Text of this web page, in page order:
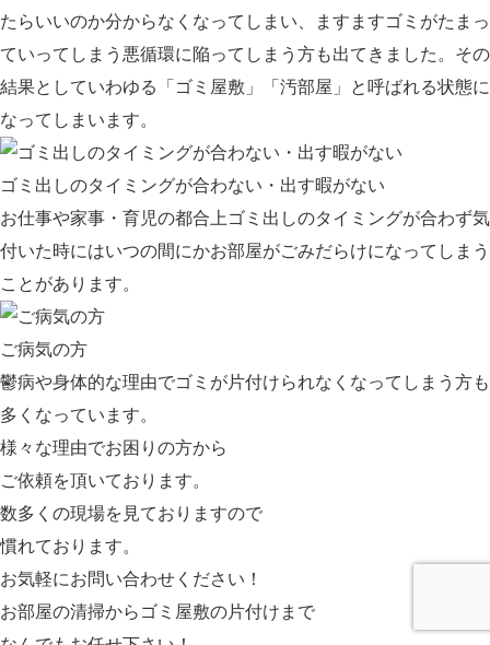
たらいいのか分からなくなってしまい、ますますゴミがたまっ
ていってしまう悪循環に陥ってしまう方も出てきました。その
結果としていわゆる「ゴミ屋敷」「汚部屋」と呼ばれる状態に
なってしまいます。
ゴミ出しのタイミングが合わない・出す暇がない
お仕事や家事・育児の都合上ゴミ出しのタイミングが合わず気
付いた時にはいつの間にかお部屋がごみだらけになってしまう
ことがあります。
ご病気の方
鬱病や身体的な理由でゴミが片付けられなくなってしまう方も
多くなっています。
様々な理由でお困りの方から
ご依頼を頂いております。
数多くの現場を見ておりますので
慣れております。
お気軽にお問い合わせください！
お部屋の清掃からゴミ屋敷の片付けまで